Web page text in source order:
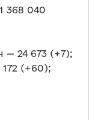
368 040
— 24 673 (+7);
(+60);